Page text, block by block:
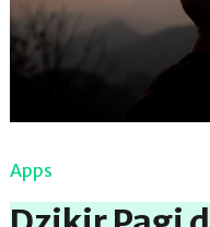
Apps